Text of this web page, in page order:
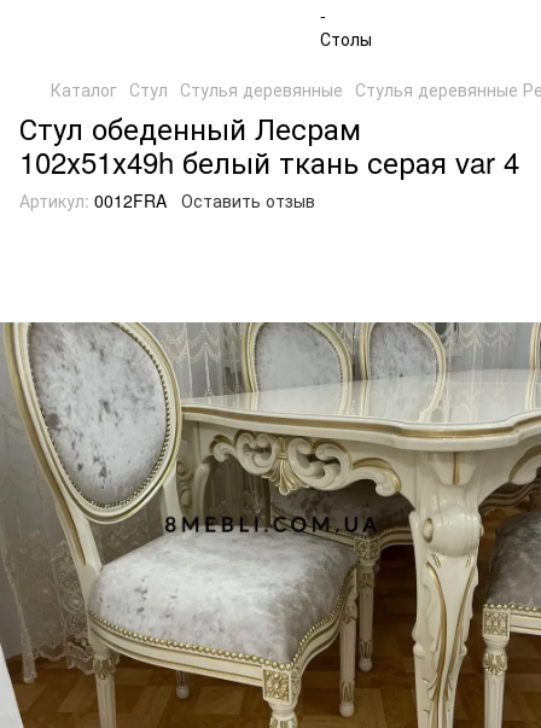
Каталог Стул Стулья деревянные Стулья деревянные
Стул обеденный Лесрам
102х51х49h белый ткань серая var 4
Артикул: 0012FRA Оставить отзыв